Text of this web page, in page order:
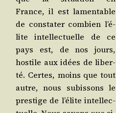
France, il est lamen­table
de consta­ter com­bien l’é­
lite intel­lec­tuelle de ce
pays est, de nos jours,
hos­tile aux idées de liber­
té. Certes, moins que tout
autre, nous subis­sons le
pres­tige de l’é­lite intel­lec­